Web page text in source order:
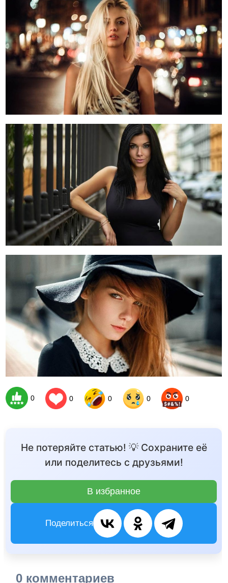
0 0 0 0 0
Не потеряйте статью! 💡 Сохраните её
или поделитесь с друзьями!
В избранное
Поделиться
0 комментариев